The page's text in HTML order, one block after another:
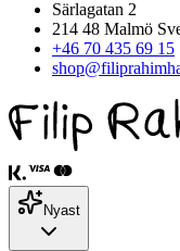
Särlagatan 2
214 48 Malmö
+46 70 435 69 15
Nyast